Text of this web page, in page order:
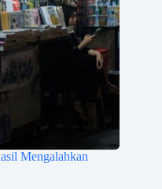
Mengalahkan